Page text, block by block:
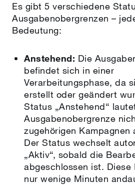
Es gibt 5 verschiedene
Ausgabenobergrenzen –
Bedeutung:
Anstehend: Die
befindet sich in einer
Verarbeitungsphase, da
erstellt oder geändert
Status „Anstehend“
Ausgabenobergrenze
zugehörigen Kampagnen
Der Status wechselt
„Aktiv“, sobald die
abgeschlossen ist. Diese
nur wenige Minuten